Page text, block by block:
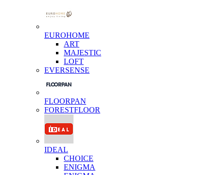
EUROHOME
ART
MAJESTIC
LOFT
EVERSENSE
FLOORPAN
FORESTFLOOR
IDEAL
CHOICE
ENIGMA